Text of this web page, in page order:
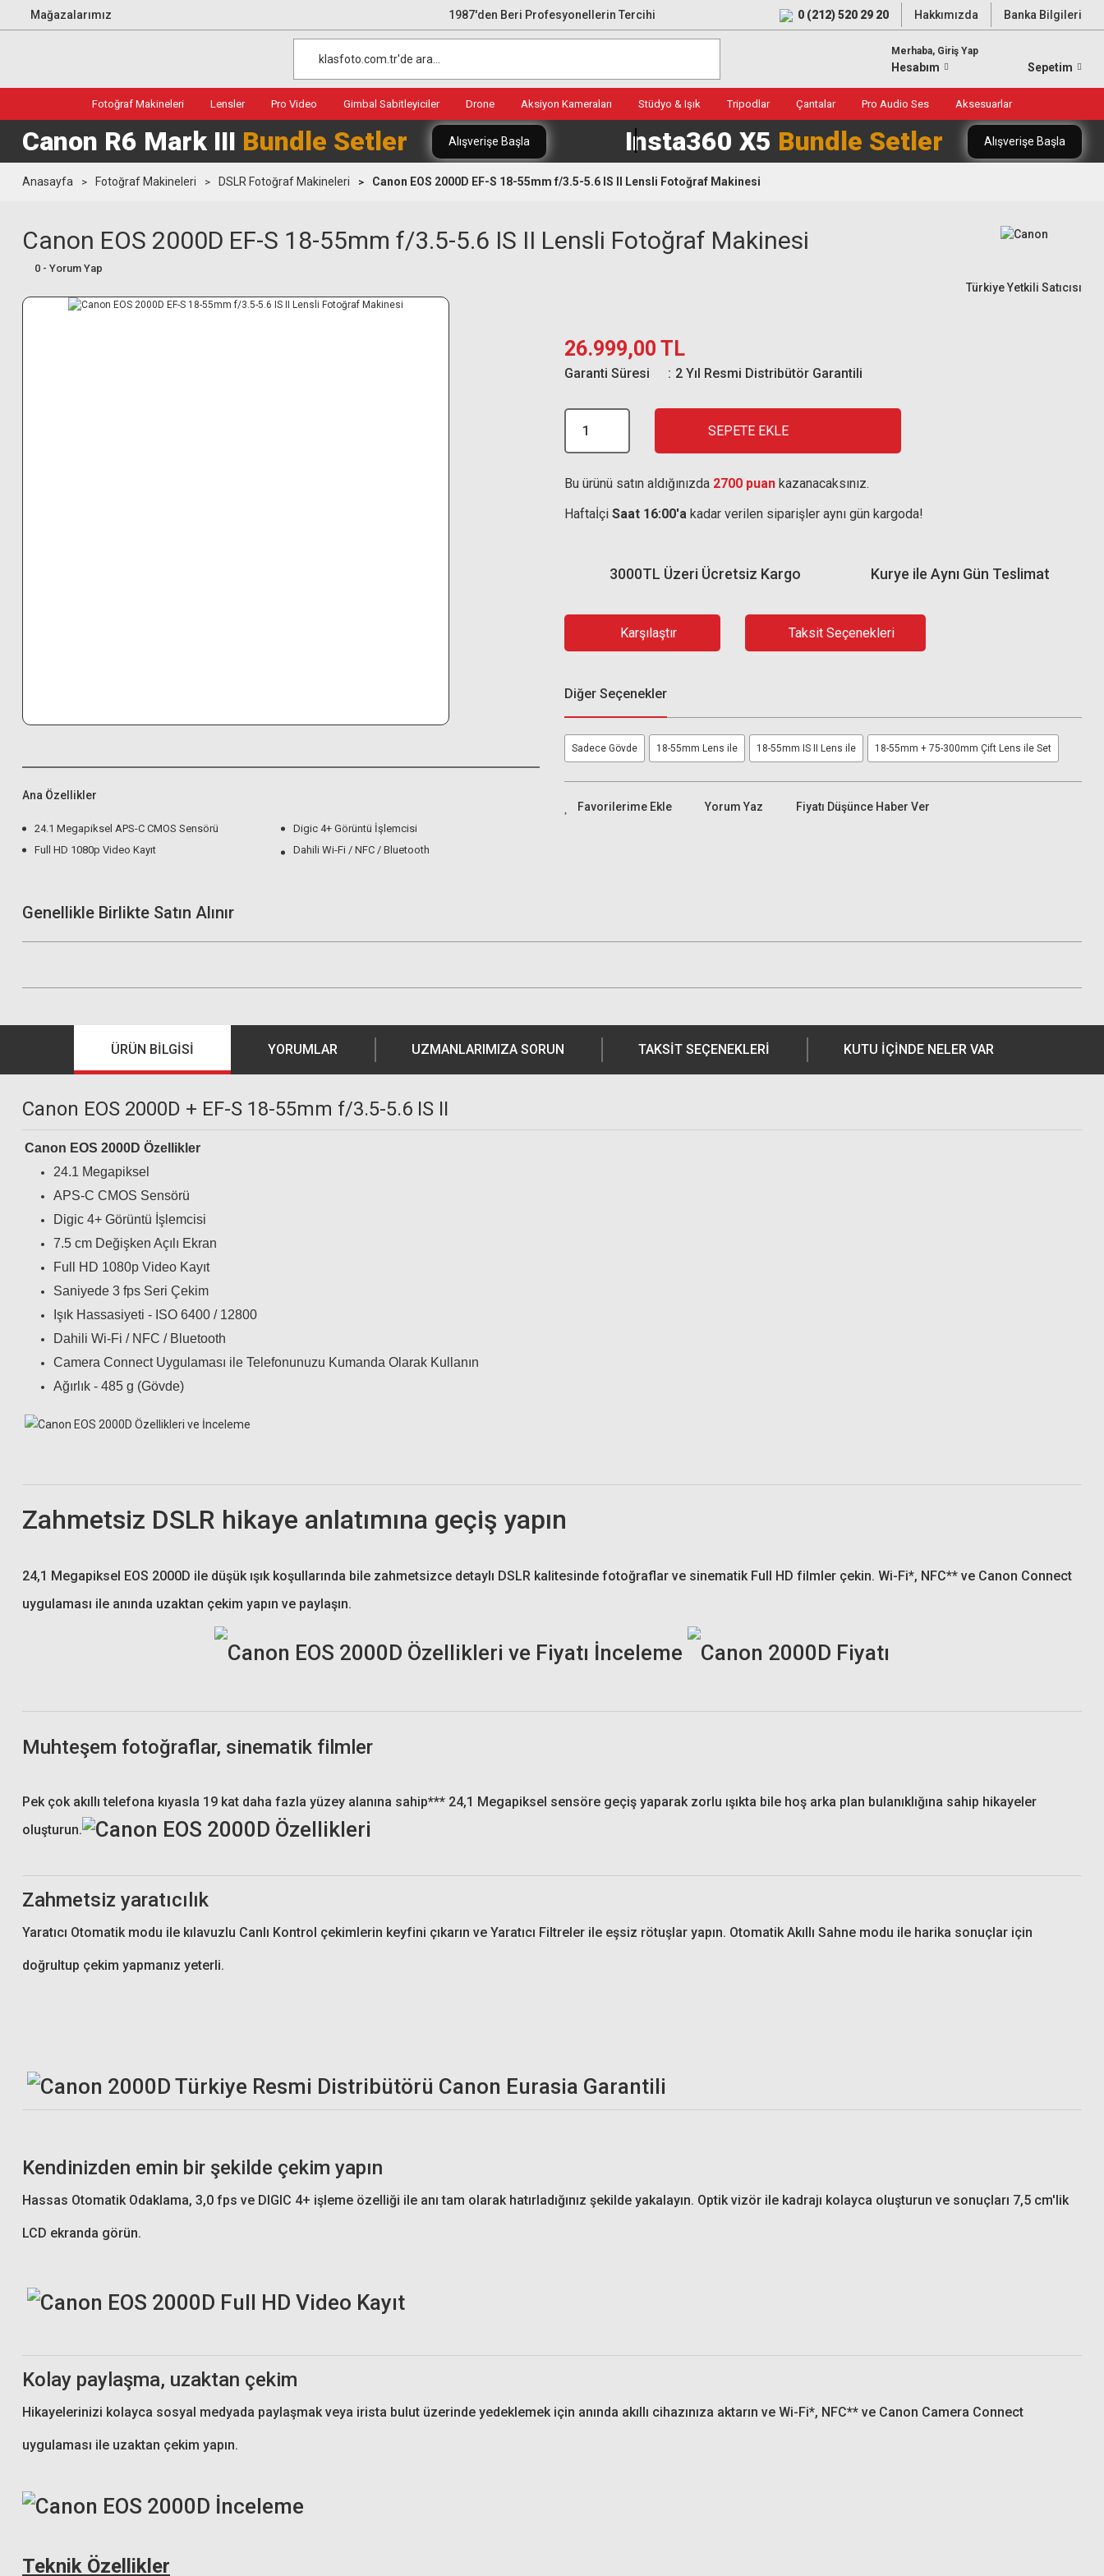
Mağazalarımız 1987'den Beri Profesyonellerin Tercihi 0 (212) 520 29 20 Hakkımızda Banka Bilgileri
Merhaba, Giriş Yap
Hesabım Sepetim
Fotoğraf Makineleri Lensler Pro Video Gimbal Sabitleyiciler Drone Aksiyon Kameraları Stüdyo & Işık Tripodlar Çantalar Pro Audio Ses Aksesuarlar
Canon R6 Mark III Bundle Setler Alışverişe Başla Insta360 X5 Bundle Setler Alışverişe Başla
Anasayfa Fotoğraf Makineleri DSLR Fotoğraf Makineleri Canon EOS 2000D EF-S 18-55mm f/3.5-5.6 IS II Lensli Fotoğraf Makinesi
Canon EOS 2000D EF-S 18-55mm f/3.5-5.6 IS II Lensli Fotoğraf Makinesi
0 - Yorum Yap
Türkiye Yetkili Satıcısı
Ana Özellikler
24.1 Megapiksel APS-C CMOS Sensörü
Digic 4+ Görüntü İşlemcisi
Full HD 1080p Video Kayıt
Dahili Wi-Fi / NFC / Bluetooth
26.999,00 TL
Garanti Süresi 2 Yıl Resmi Distribütör Garantili
SEPETE EKLE
Bu ürünü satın aldığınızda 2700 puan kazanacaksınız.
Haftaİçi Saat 16:00'a kadar verilen siparişler aynı gün kargoda!
Kurye ile Aynı Gün Teslimat
3000TL Üzeri Ücretsiz Kargo
Karşılaştır Taksit Seçenekleri
Diğer Seçenekler
Sadece Gövde 18-55mm Lens ile 18-55mm IS II Lens ile 18-55mm + 75-300mm Çift Lens ile Set
Yorum Yaz Fiyatı Düşünce Haber Ver
Genellikle Birlikte Satın Alınır
Benro T-800EX Plate
430,02 TL
Canon EF-S 10-18mm f/4.5-5.6 IS STM Lens
1.168,47 TL
1.270,17 TL
Benro T980EX Photo/ Video Tripod Kit
ÜRÜN BILGISI YORUMLAR UZMANLARIMIZA SORUN TAKSIT SEÇENEKLERI KUTU İÇİNDE NELER VAR
Canon EOS 2000D + EF-S 18-55mm f/3.5-5.6 IS II
Canon EOS 2000D Özellikler
24.1 Megapiksel
APS-C CMOS Sensörü
Digic 4+ Görüntü İşlemcisi
7.5 cm Değişken Açılı Ekran
Full HD 1080p Video Kayıt
Saniyede 3 fps Seri Çekim
Işık Hassasiyeti - ISO 6400 / 12800
Dahili Wi-Fi / NFC / Bluetooth
Camera Connect Uygulaması ile Telefonunuzu Kumanda Olarak Kullanın
Ağırlık - 485 g (Gövde)
Zahmetsiz DSLR hikaye anlatımına geçiş yapın
24,1 Megapiksel EOS 2000D ile düşük ışık koşullarında bile zahmetsizce detaylı DSLR kalitesinde fotoğraflar ve sinematik Full HD filmler çekin. Wi-Fi*, NFC** ve Canon Connect
uygulaması ile anında uzaktan çekim yapın ve paylaşın.
Muhteşem fotoğraflar, sinematik filmler
Pek çok akıllı telefona kıyasla 19 kat daha fazla yüzey alanına sahip*** 24,1 Megapiksel sensöre geçiş yaparak zorlu ışıkta bile hoş arka plan bulanıklığına sahip hikayeler
oluşturun.
Zahmetsiz yaratıcılık
Yaratıcı Otomatik modu ile kılavuzlu Canlı Kontrol çekimlerin keyfini çıkarın ve Yaratıcı Filtreler ile eşsiz rötuşlar yapın. Otomatik Akıllı Sahne modu ile harika sonuçlar için
doğrultup çekim yapmanız yeterli.
Kendinizden emin bir şekilde çekim yapın
Hassas Otomatik Odaklama, 3,0 fps ve DIGIC 4+ işleme özelliği ile anı tam olarak hatırladığınız şekilde yakalayın. Optik vizör ile kadrajı kolayca oluşturun ve sonuçları 7,5 cm'lik
LCD ekranda görün.
Kolay paylaşma, uzaktan çekim
Hikayelerinizi kolayca sosyal medyada paylaşmak veya irista bulut üzerinde yedeklemek için anında akıllı cihazınıza aktarın ve Wi-Fi*, NFC** ve Canon Camera Connect
uygulaması ile uzaktan çekim yapın.
Teknik Özellikler